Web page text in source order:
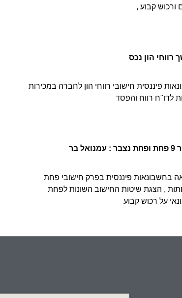
ורכוש קבוע ,
רווחי הון נכס
פיננסית חישובי רווחי הון לחברה במכירות
לדו"ח רווח והפסד
בר
בחשבונאות פיננסית בפרק חישובי פחת
, הצגת שיטות החישוב השונות לפחת
על רכוש קבוע